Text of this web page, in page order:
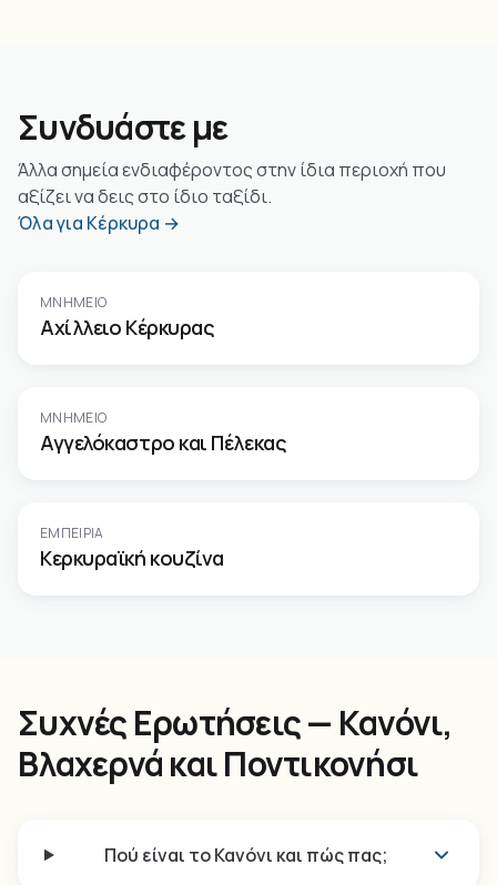
Συνδυάστε με
Άλλα σημεία ενδιαφέροντος στην ίδια περιοχή που
αξίζει να δεις στο ίδιο ταξίδι.
Όλα για Κέρκυρα →
ΜΝΗΜΕΊΟ
Αχίλλειο Κέρκυρας
ΜΝΗΜΕΊΟ
Αγγελόκαστρο και Πέλεκας
ΕΜΠΕΙΡΊΑ
Κερκυραϊκή κουζίνα
Συχνές Ερωτήσεις — Κανόνι,
Βλαχερνά και Ποντικονήσι
Πού είναι το Κανόνι και πώς πας;